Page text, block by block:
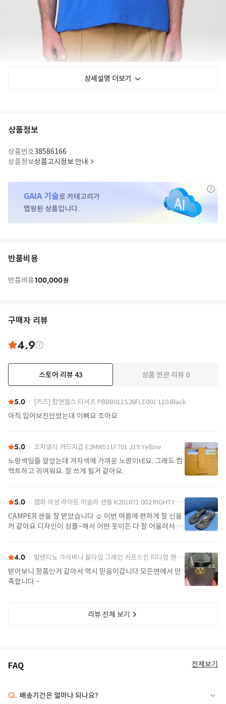
상세설명 더보기
상품정보
상품번호38586166
상품정보상품고시정보 안내
GAIA 기술로 카테고리가
맵핑된 상품입니다.
반품비용
반품비용100,000원
구매자 리뷰
4.9
스토어 리뷰 43 상품 연관 리뷰 0
5.0 [키즈] 팜앤젤스 티셔츠 PBBB011S26FLE001 110 Black
아직 입어보진안았는데 이뻐요 조아요
5.0 코치넬리 카드지갑 E2MW511F701 J19 Yellow
노랑색일줄 알았는데 겨자색에 가까운 노랑이네요. 그래도 컴
팩트하고 귀여워요. 잘 쓰게 될거 같아요.
5.0 캠퍼 여성 라이트 이슬라 샌들 K201871 002 RIGHT ISLA 0 Black
CAMPER 샌들 잘 받았습니다 ☺️ 이번 여름에 편하게 잘 신을
꺼 같아요 디자인이 심플~해서 어떤 옷이든 다 잘 어울려서 좋
4.0 발렌티노 가라바니 올타임 그레인 카프스킨 미디엄 핸드백 7W2B0R22IMZ 0NO Black
받아보니 정품인거 같아서 역시 믿음이갑니다 모든면에서 만
족합니다 ~
리뷰 전체 보기
FAQ 전체보기
Q. 배송기간은 얼마나 되나요?